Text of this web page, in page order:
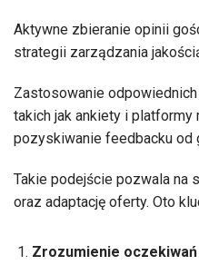
Aktywne zbieranie opinii
strategii zarządzania
Zastosowanie
takich jak ankiety i platformy
pozyskiwanie feedbacku od
Takie podejście pozwala na
oraz adaptację oferty. Oto
Zrozumienie